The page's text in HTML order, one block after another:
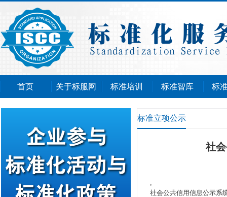
首页 关于标服网 标准培训 标准智库 标
标准立项公示
社
,
社会公共信用信息公示系